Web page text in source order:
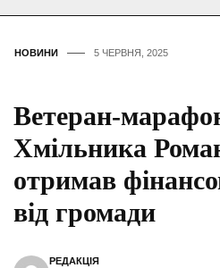
НОВИНИ 5 ЧЕРВНЯ, 2025
Ветеран-
Хмільника
отримав
від громади
РЕДАКЦІЯ